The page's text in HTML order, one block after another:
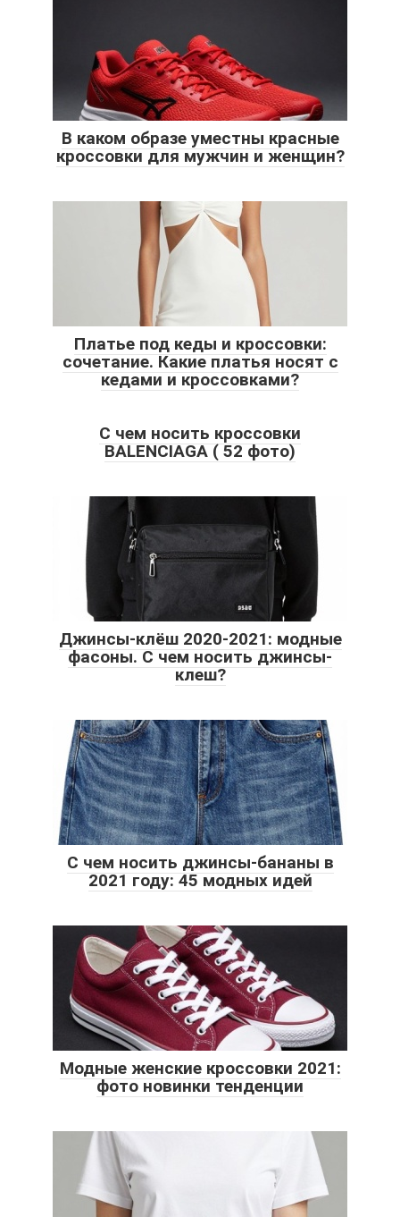
В каком образе уместны красные
кроссовки для мужчин и женщин?
Платье под кеды и кроссовки:
сочетание. Какие платья носят с
кедами и кроссовками?
С чем носить кроссовки
BALENCIAGA ( 52 фото)
Джинсы-клёш 2020-2021: модные
фасоны. С чем носить джинсы-
клеш?
С чем носить джинсы-бананы в
2021 году: 45 модных идей
Модные женские кроссовки 2021:
фото новинки тенденции